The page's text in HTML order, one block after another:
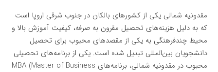
مقدونیه شمالی یکی از کشورهای بالکان در جنوب شرقی اروپا است
که به دلیل هزینه‌های تحصیل مقرون به صرفه، کیفیت آموزش بالا و
محیط چندفرهنگی به یکی از مقصدهای محبوب برای تحصیل
دانشجویان بین‌المللی تبدیل شده است. یکی از برنامه‌های تحصیلی
محبوب در مقدونیه شمالی، برنامه‌های MBA (Master of Business